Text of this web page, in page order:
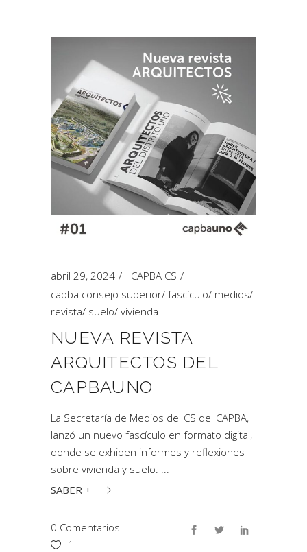
abril 29, 2024
CAPBA CS
capba consejo superior/ fascículo/ medios/
revista/ suelo/ vivienda
NUEVA REVISTA
ARQUITECTOS DEL
CAPBAUNO
La Secretaría de Medios del CS del CAPBA,
lanzó un nuevo fascículo en formato digital,
donde se exhiben informes y reflexiones
sobre vivienda y suelo.
SABER +
0 Comentarios
1